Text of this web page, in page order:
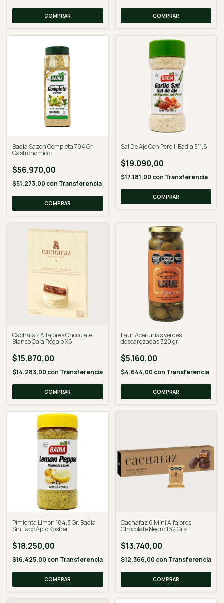
Badia Sazon Completa 794 Gr
Gastronómico
$56.970,00
$51.273,00 con Transferencia
Sal De Ajo Con Perejil Badia 311,8
$19.090,00
$17.181,00 con Transferencia
Cachafaz Alfajores Chocolate
Blanco Caja Regalo X6
$15.870,00
$14.283,00 con Transferencia
Laur Aceitunas verdes
descarozadas 320 gr
$5.160,00
$4.644,00 con Transferencia
Pimienta Limon 184,3 Gr. Badia
Sin Tacc Apto Kosher
$18.250,00
$16.425,00 con Transferencia
Cachafaz 6 Mini Alfajores
Chocolate Negro 162 Grs
$13.740,00
$12.366,00 con Transferencia